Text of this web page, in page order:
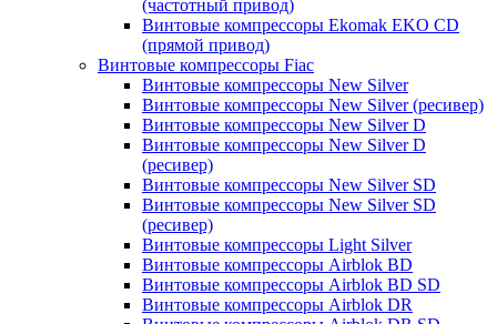
(частотный привод)
Винтовые компрессоры Ekomak EKO CD
(прямой привод)
Винтовые компрессоры Fiac
Винтовые компрессоры New Silver
Винтовые компрессоры New Silver (ресивер)
Винтовые компрессоры New Silver D
Винтовые компрессоры New Silver D
(ресивер)
Винтовые компрессоры New Silver SD
Винтовые компрессоры New Silver SD
(ресивер)
Винтовые компрессоры Light Silver
Винтовые компрессоры Airblok BD
Винтовые компрессоры Airblok BD SD
Винтовые компрессоры Airblok DR